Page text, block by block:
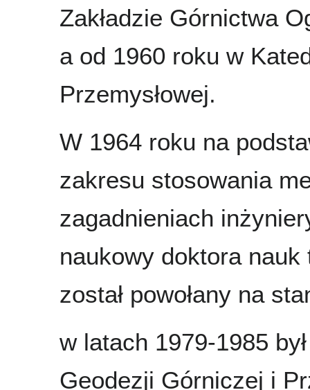
Zakładzie Górnictwa
a od 1960 roku w
Przemysłowej.
W 1964 roku na
zakresu stosowania
zagadnieniach
naukowy doktora
został powołany na
w latach 1979-1985
Geodezji Górniczej i